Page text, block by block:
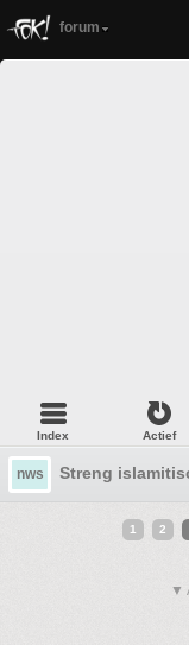
forum
Index Actief
nws Streng
1 2
▼